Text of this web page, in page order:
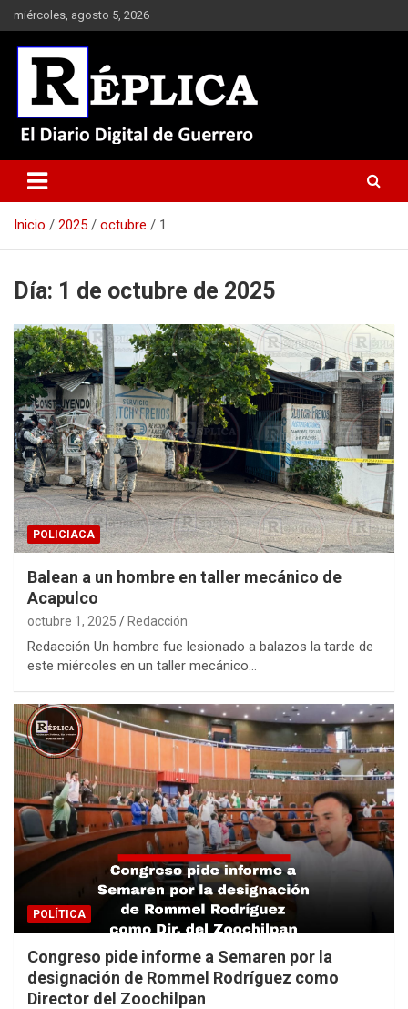
Saltar
al
contenido
miércoles, agosto 5, 2026
Réplica
Inicio 2025 octubre 1
Día: 1 de octubre de 2025
POLICIACA
Balean a un hombre en taller mecánico de
Acapulco
octubre 1, 2025 Redacción
Redacción Un hombre fue lesionado a balazos la tarde de
este miércoles en un taller mecánico…
POLÍTICA
Congreso pide informe a Semaren por la
designación de Rommel Rodríguez como
Director del Zoochilpan